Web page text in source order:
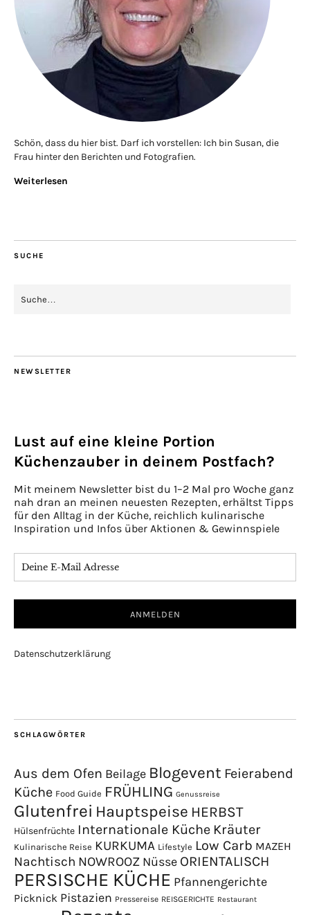
Schön, dass du hier bist. Darf ich vorstellen: Ich bin Susan, die
Frau hinter den Berichten und Fotografien.
Weiterlesen
SUCHE
NEWSLETTER
Lust auf eine kleine Portion
Küchenzauber in deinem Postfach?
Mit meinem Newsletter bist du 1–2 Mal pro Woche ganz
nah dran an meinen neuesten Rezepten, erhältst Tipps
für den Alltag in der Küche, reichlich kulinarische
Inspiration und Infos über Aktionen & Gewinnspiele
Datenschutzerklärung
SCHLAGWÖRTER
Aus dem Ofen Beilage Blogevent Feierabend
Küche Food Guide FRÜHLING Genussreise
Glutenfrei Hauptspeise HERBST
Hülsenfrüchte Internationale Küche Kräuter
Kulinarische Reise KURKUMA Lifestyle Low Carb MAZEH
Nachtisch NOWROOZ Nüsse ORIENTALISCH
PERSISCHE KÜCHE Pfannengerichte
Picknick Pistazien Pressereise REISGERICHTE Restaurant